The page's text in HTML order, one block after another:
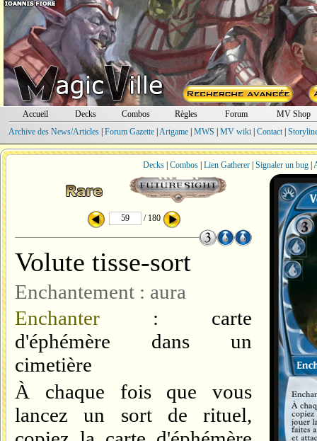
Accueil Decks Combos Règles Forum
MV Shop
Archive des News/Articles| Forum Gazette| Artgame| MWS MV wiki| Contact|
Decks Combos Lien Gatherer Signaler un bug
/ 180
Volute tisse-sort
Enchantement : aura
Enchanter : carte
d'éphémère dans un
cimetière
À chaque fois que vous
lancez un sort de rituel,